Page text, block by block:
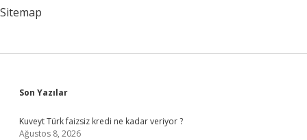
Sitemap
Sidebar
Son Yazılar
Kuveyt Türk faizsiz kredi ne kadar veriyor ?
Ağustos 8, 2026